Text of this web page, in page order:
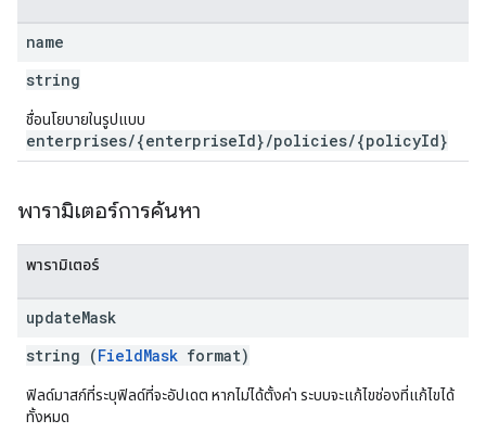
name
string
ชื่อนโยบายในรูปแบบ
enterprises/{enterpriseId}/policies/{policyId}
พารามิเตอร์การค้นหา
พารามิเตอร์
updateMask
string (FieldMask format)
ฟิลด์มาสก์ที่ระบุฟิลด์ที่จะอัปเดต หากไม่ได้ตั้งค่า ระบบจะแก้ไขช่องที่แก้ไขได้
ทั้งหมด